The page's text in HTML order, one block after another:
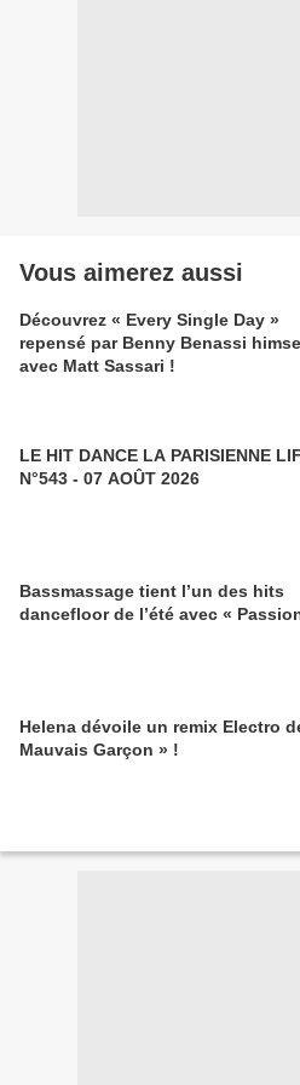
Vous aimerez aussi
Découvrez « Every Single Day »
repensé par Benny Benassi
avec Matt Sassari !
LE HIT DANCE LA PARISIENNE
N°543 - 07 AOÛT 2026
Bassmassage tient l’un des hits
dancefloor de l’été avec «
Helena dévoile un remix Electro
Mauvais Garçon » !